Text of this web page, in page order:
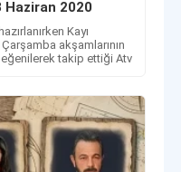
Haziran 2020
Kayı
akşamlarının
takip ettiği Atv